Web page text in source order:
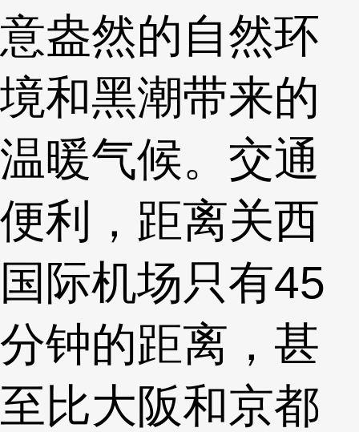
意盎然的自然环
境和黑潮带来的
温暖气候。交通
便利，距离关西
国际机场只有45
分钟的距离，甚
至比大阪和京都